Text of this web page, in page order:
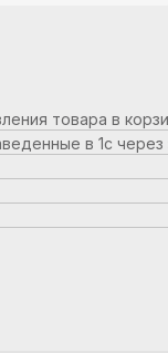
товара в
в 1с через